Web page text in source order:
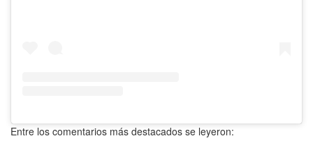
Entre los comentarios más destacados se leyeron: